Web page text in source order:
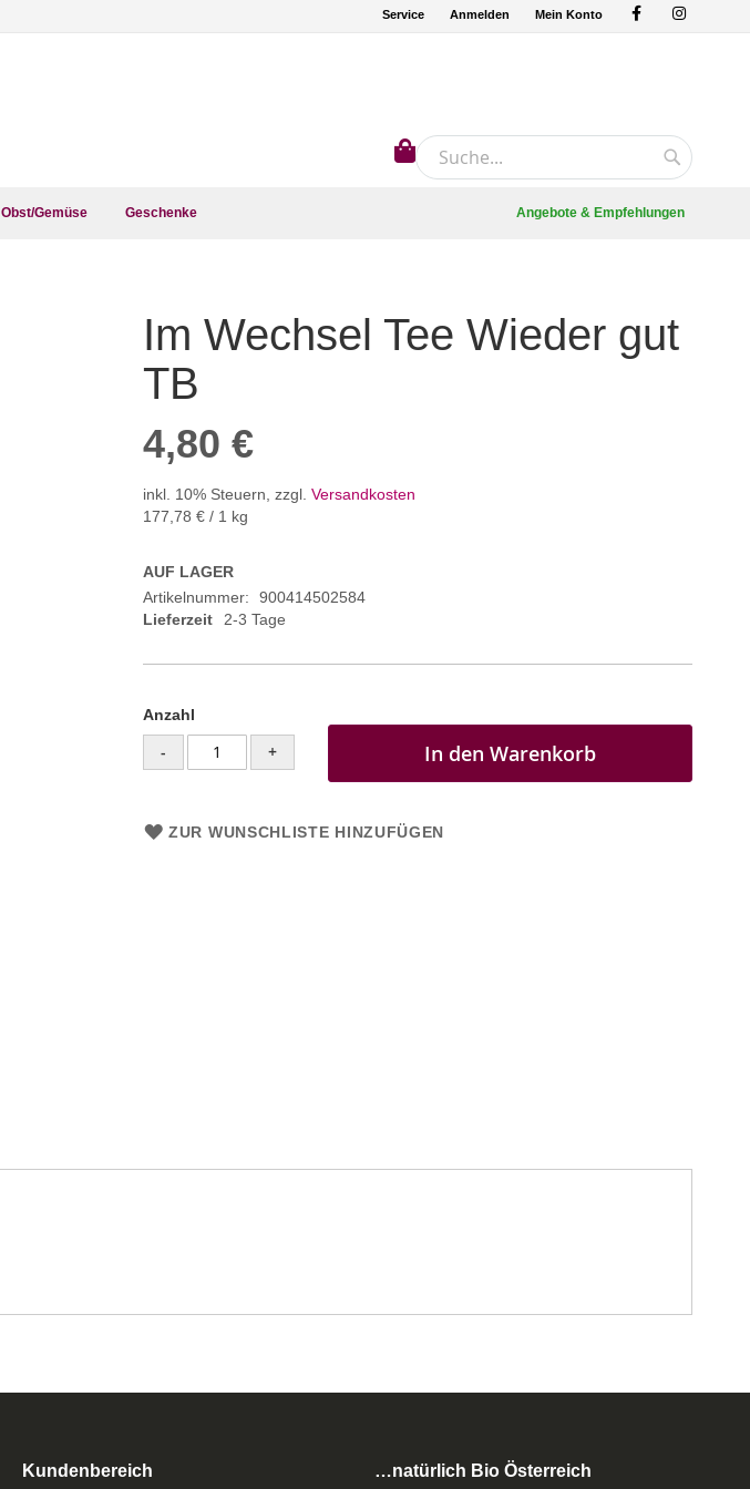
Service Anmelden Mein Konto
Suche
Mein Warenkorb
Obst/Gemüse Geschenke Angebote & Empfehlungen
Bildergalerie
Im Wechsel Tee Wieder gut
TB
4,80 €
inkl. 10% Steuern zzgl. Versandkosten
177,78 € / 1 kg
AUF LAGER
Artikelnummer
900414502584
Lieferzeit
2-3 Tage
Anzahl
- + In den Warenkorb
ZUR WUNSCHLISTE HINZUFÜGEN
Kundenbereich …natürlich Bio Österreich